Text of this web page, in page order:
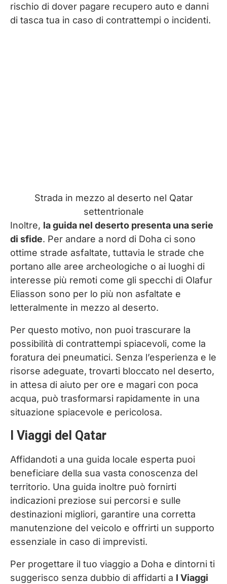
rischio di dover pagare recupero auto e danni
di tasca tua in caso di contrattempi o incidenti.
Strada in mezzo al deserto nel Qatar
settentrionale
Inoltre, la guida nel deserto presenta una serie
di sfide. Per andare a nord di Doha ci sono
ottime strade asfaltate, tuttavia le strade che
portano alle aree archeologiche o ai luoghi di
interesse più remoti come gli specchi di Olafur
Eliasson sono per lo più non asfaltate e
letteralmente in mezzo al deserto.
Per questo motivo, non puoi trascurare la
possibilità di contrattempi spiacevoli, come la
foratura dei pneumatici. Senza l’esperienza e le
risorse adeguate, trovarti bloccato nel deserto,
in attesa di aiuto per ore e magari con poca
acqua, può trasformarsi rapidamente in una
situazione spiacevole e pericolosa.
I Viaggi del Qatar
Affidandoti a una guida locale esperta puoi
beneficiare della sua vasta conoscenza del
territorio. Una guida inoltre può fornirti
indicazioni preziose sui percorsi e sulle
destinazioni migliori, garantire una corretta
manutenzione del veicolo e offrirti un supporto
essenziale in caso di imprevisti.
Per progettare il tuo viaggio a Doha e dintorni ti
suggerisco senza dubbio di affidarti a I Viaggi